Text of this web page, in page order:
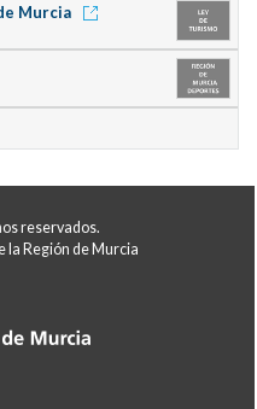
Murcia
reservados.
la Región de Murcia